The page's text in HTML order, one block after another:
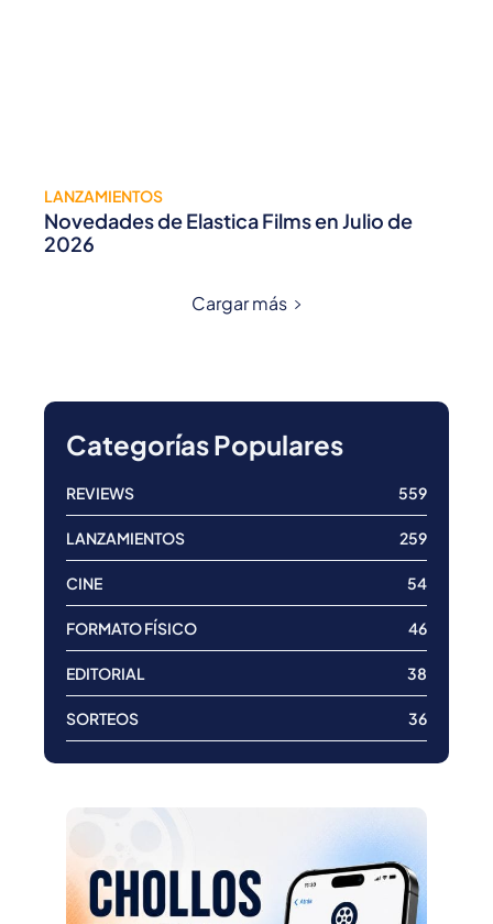
LANZAMIENTOS
Novedades de Elastica Films en Julio de
2026
Cargar más
Categorías Populares
REVIEWS 559
LANZAMIENTOS 259
CINE 54
FORMATO FÍSICO 46
EDITORIAL 38
SORTEOS 36